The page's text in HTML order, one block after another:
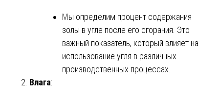
Мы определим процент содержания
золы в угле после его сгорания. Это
важный показатель, который влияет на
использование угля в различных
производственных процессах.
Влага: